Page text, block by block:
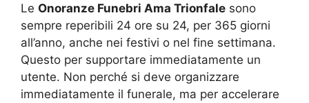
Le Onoranze Funebri Ama Trionfale sono
sempre reperibili 24 ore su 24, per 365 giorni
all’anno, anche nei festivi o nel fine settimana.
Questo per supportare immediatamente un
utente. Non perché si deve organizzare
immediatamente il funerale, ma per accelerare